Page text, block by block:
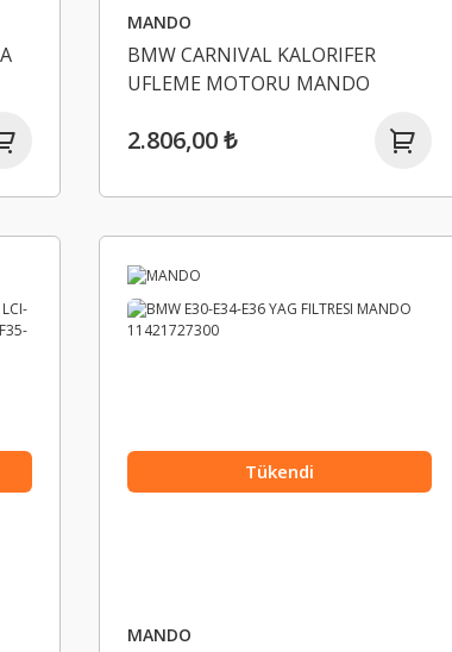
MANDO
BMW CARNIVAL KALORIFER
UFLEME MOTORU MANDO
2.806,00 ₺
Tükendi
MANDO